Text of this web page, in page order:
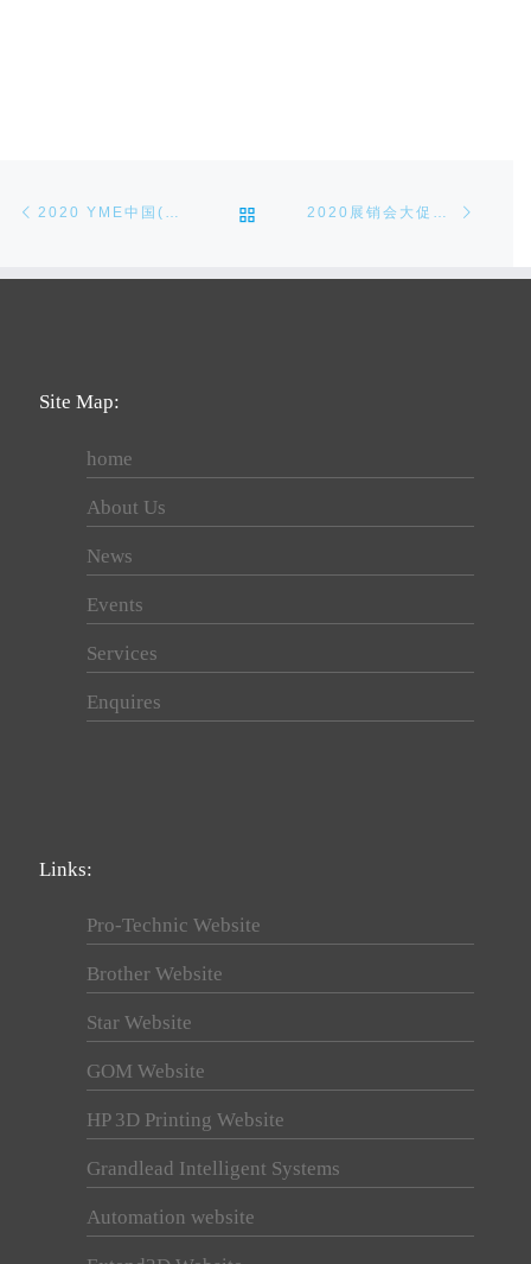
Post navigation BACK TO POST LIST
Site Map:
home
About Us
News
Events
Services
Enquires
Links:
Pro-Technic Website
Brother Website
Star Website
GOM Website
HP 3D Printing Website
Grandlead Intelligent Systems
Automation website